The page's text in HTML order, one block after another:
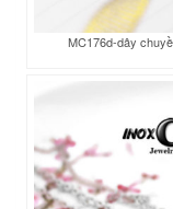
MC176d-dây